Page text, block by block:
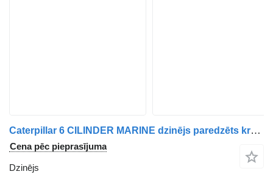
Caterpillar 6 CILINDER MARINE dzinējs paredzēts kravas automašīnas
Cena pēc pieprasījuma
Dzinējs